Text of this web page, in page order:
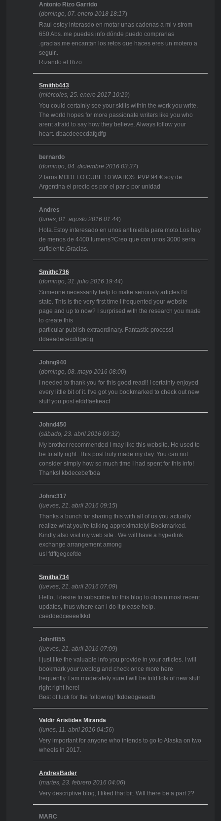
Antonio Rizo Garrido
(domingo, 07. enero 2018 18:17)
Raul estoy interasdo en motar unas cadenas a mi v strom
650 Abs..me puedes info dónde puedo comprarlas
.gracias.me encantan los retos que haces eres un motero a
seguir..
Rizando el Rizo
Smithb443
(miércoles, 25. enero 2017 10:29)
You could certainly see your skills within the work you write.
The world hopes for more passionate writers like you who
arent afraid to say how they believe. Always follow your
heart. dbacdeeecdafgdfg
bernardo
(domingo, 04. diciembre 2016 03:37)
2 faros MODELO CUBE 10 WATIOS: PVP 94 € soy de
Argentina el precio es por el par o por unidad
Andres
(lunes, 01. agosto 2016 01:44)
Hola.Estoy interesado en unos antiniebla para moto.Los hay
de menos de 4400 lumens?Creo que con unos 3000 seria
suficiente.Gracias.
Smithc736
(domingo, 31. julio 2016 19:44)
Someone necessarily help to make seriously articles I'd
state. This is the very first time I frequented your website
page and up to now? I surprised with the research you made
to create this
particular publish extraordinary. Fantastic process!
ddaeadececddgebg
Johng940
(domingo, 08. mayo 2016 08:00)
I needed to thank you for this good read!! I certainly enjoyed
every little bit of it. I've got you bookmarked to check out new
stuff you post efddfaekeacf
Johnd450
(sábado, 23. abril 2016 09:32)
My brother recommended I may like this website. He used to
be totally right. This post truly made my day. You can not
consider simply how so much time I had spent for this info!
Thanks! kbdecebefbda
Johnc317
(jueves, 21. abril 2016 09:15)
Thanks a bunch for sharing this with all of us you actually
realize what you're talking approximately! Bookmarked.
Kindly also visit my web site . We will have a hyperlink
exchange arrangement among
us! fdffgegcefde
Smitha734
(jueves, 21. abril 2016 07:09)
Hello, I desire to subscribe for this blog to obtain most recent
updates, thus where can i do it please help.
caeddedceeeefkkd
Johnf855
(jueves, 21. abril 2016 07:09)
I just like the valuable info you provide in your articles. I will
bookmark your weblog and check once more here
frequently. I am moderately sure I will be told lots of new stuff
right right here!
Best of luck for the following! fkddedgeeadb
Valdir Aristides Miranda
(lunes, 11. abril 2016 04:56)
Very important for anyone who intends to go to Alaska on two
wheels in 2017.
AndresBader
(martes, 23. febrero 2016 04:06)
Very descriptive blog, I liked that bit. Will there be a part 2?
MARC